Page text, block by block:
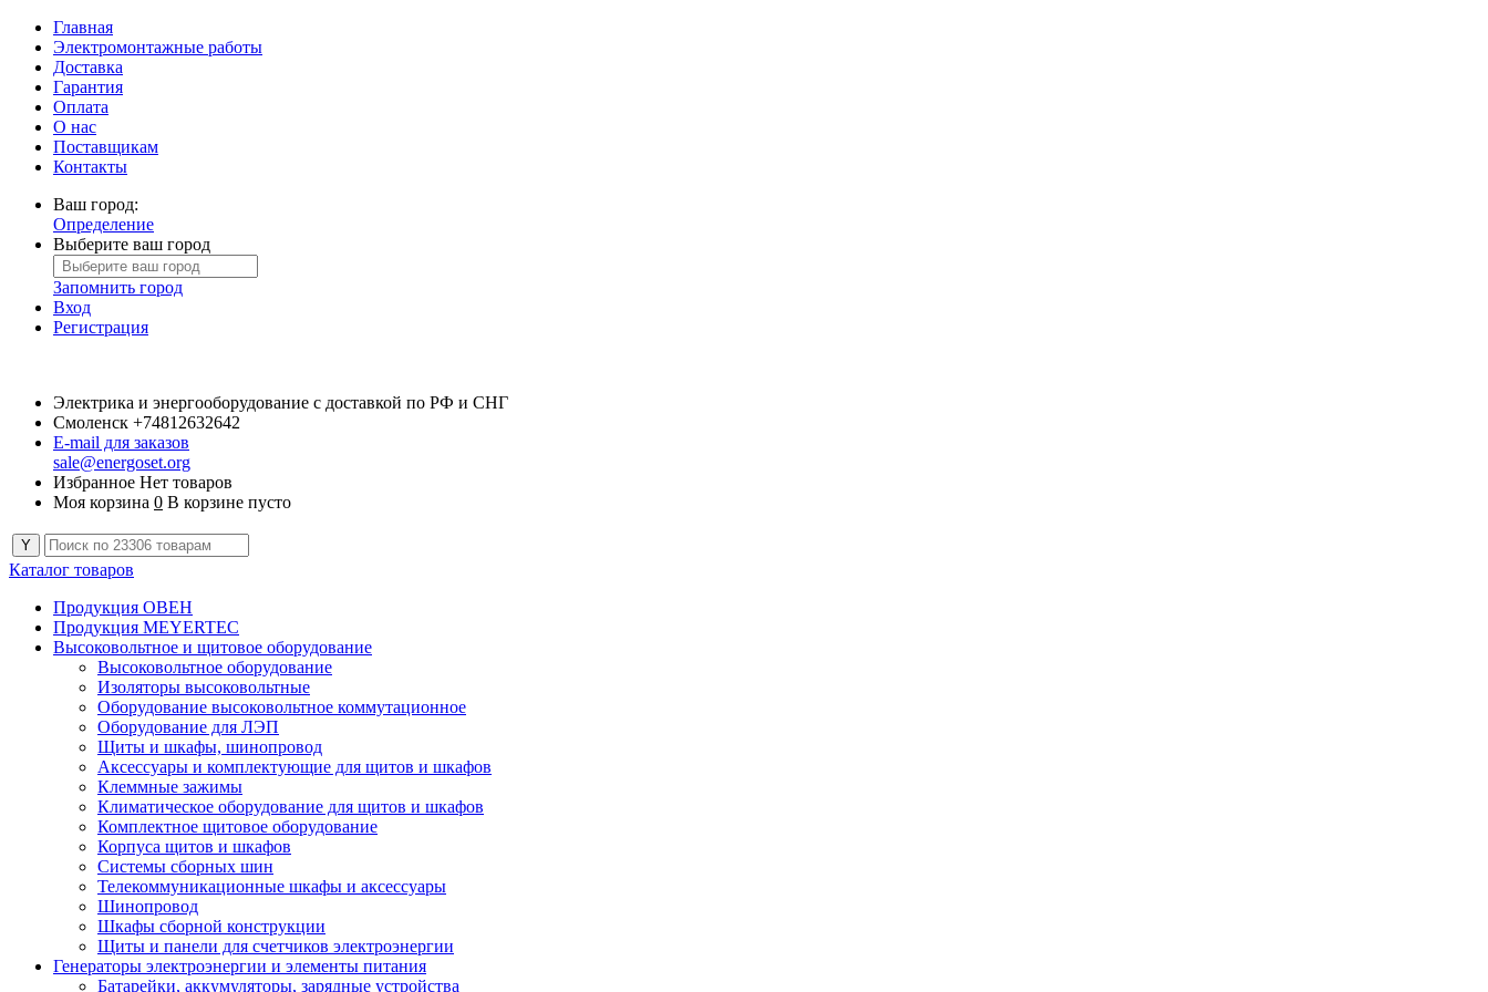
Главная
Электромонтажные работы
Доставка
Гарантия
Оплата
О нас
Поставщикам
Контакты
Ваш город:
Определение
Выберите ваш город
Запомнить город
Вход
Регистрация
Электрика и энергооборудование с доставкой по РФ и СНГ
Смоленск +74812632642
E-mail для заказов
sale@energoset.org
Избранное Нет товаров
Моя корзина 0 В корзине пусто
Каталог товаров
Продукция ОВЕН
Продукция MEYERTEC
Высоковольтное и щитовое оборудование
Высоковольтное оборудование
Изоляторы высоковольтные
Оборудование высоковольтное коммутационное
Оборудование для ЛЭП
Щиты и шкафы, шинопровод
Аксессуары и комплектующие для щитов и шкафов
Клеммные зажимы
Климатическое оборудование для щитов и шкафов
Комплектное щитовое оборудование
Корпуса щитов и шкафов
Системы сборных шин
Телекоммуникационные шкафы и аксессуары
Шинопровод
Шкафы сборной конструкции
Щиты и панели для счетчиков электроэнергии
Генераторы электроэнергии и элементы питания
Батарейки, аккумуляторы, зарядные устройства